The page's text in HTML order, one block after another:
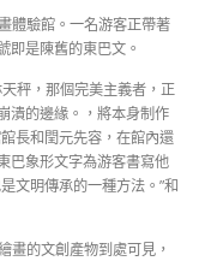
體驗館。一名游客正帶著
即是陳舊的東巴文。
秤，那個完美主義者，正
潰的邊緣。，將本身制作
長和閏元先容，在館內還
巴象形文字為游客書寫他
文明傳承的一種方法。”和
畫的文創產物到處可見，